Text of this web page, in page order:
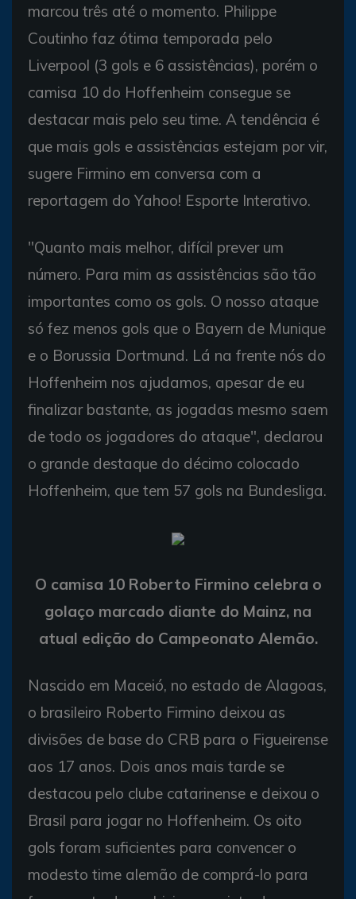
marcou três até o momento. Philippe
Coutinho faz ótima temporada pelo
Liverpool (3 gols e 6 assistências), porém o
camisa 10 do Hoffenheim consegue se
destacar mais pelo seu time. A tendência é
que mais gols e assistências estejam por vir,
sugere Firmino em conversa com a
reportagem do Yahoo! Esporte Interativo.
"Quanto mais melhor, difícil prever um
número. Para mim as assistências são tão
importantes como os gols. O nosso ataque
só fez menos gols que o Bayern de Munique
e o Borussia Dortmund. Lá na frente nós do
Hoffenheim nos ajudamos, apesar de eu
finalizar bastante, as jogadas mesmo saem
de todo os jogadores do ataque", declarou
o grande destaque do décimo colocado
Hoffenheim, que tem 57 gols na Bundesliga.
O camisa 10 Roberto Firmino celebra o
golaço marcado diante do Mainz, na
atual edição do Campeonato Alemão.
Nascido em Maceió, no estado de Alagoas,
o brasileiro Roberto Firmino deixou as
divisões de base do CRB para o Figueirense
aos 17 anos. Dois anos mais tarde se
destacou pelo clube catarinense e deixou o
Brasil para jogar no Hoffenheim. Os oito
gols foram suficientes para convencer o
modesto time alemão de comprá-lo para